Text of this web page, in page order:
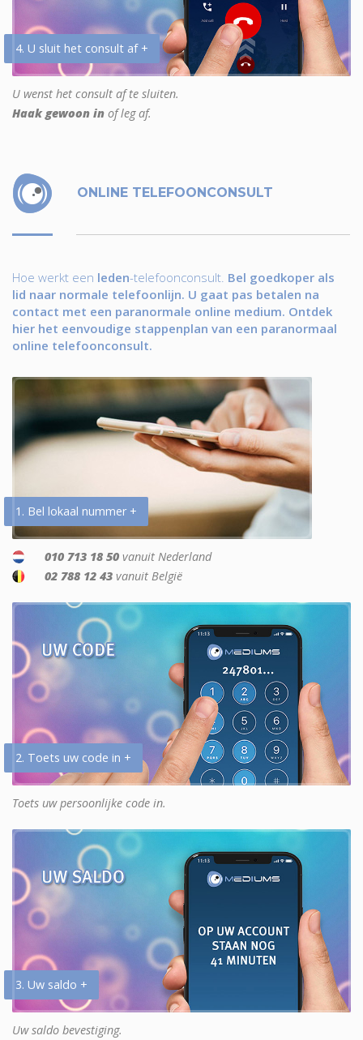
4. U sluit het consult af +
U wenst het consult af te sluiten.
Haak gewoon in of leg af.
ONLINE TELEFOONCONSULT
Hoe werkt een leden-telefoonconsult. Bel goedkoper als
lid naar normale telefoonlijn. U gaat pas betalen na
contact met een paranormale online medium. Ontdek
hier het eenvoudige stappenplan van een paranormaal
online telefoonconsult.
1. Bel lokaal nummer +
010 713 18 50 vanuit Nederland
02 788 12 43 vanuit België
2. Toets uw code in +
Toets uw persoonlijke code in.
3. Uw saldo +
Uw saldo bevestiging.